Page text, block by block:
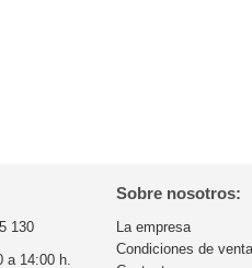
130
a 14:00 h.
Sobre nosotros:
La empresa
Condiciones de venta